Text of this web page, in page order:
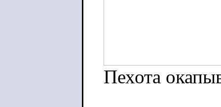
Пехота